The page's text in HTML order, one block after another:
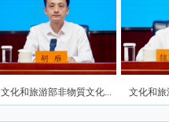
文化和旅游部非物質文化... 文化和旅